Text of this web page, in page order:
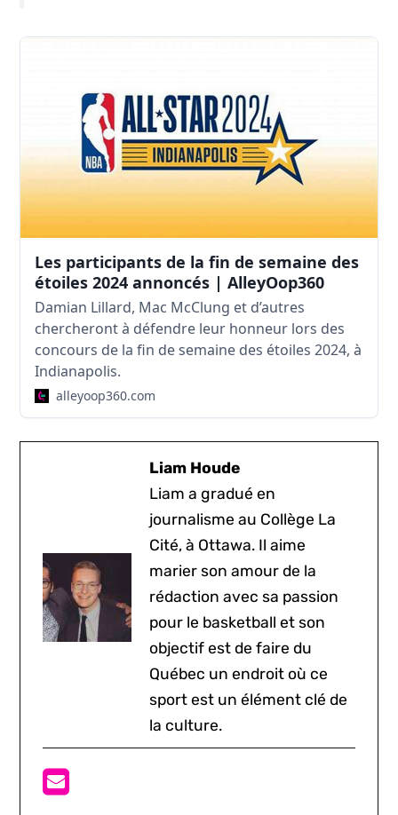
Les participants de la fin de semaine des
étoiles 2024 annoncés | AlleyOop360
Damian Lillard, Mac McClung et d’autres
chercheront à défendre leur honneur lors des
concours de la fin de semaine des étoiles 2024, à
Indianapolis.
alleyoop360.com
Liam Houde
Liam a gradué en
journalisme au Collège La
Cité, à Ottawa. Il aime
marier son amour de la
rédaction avec sa passion
pour le basketball et son
objectif est de faire du
Québec un endroit où ce
sport est un élément clé de
la culture.